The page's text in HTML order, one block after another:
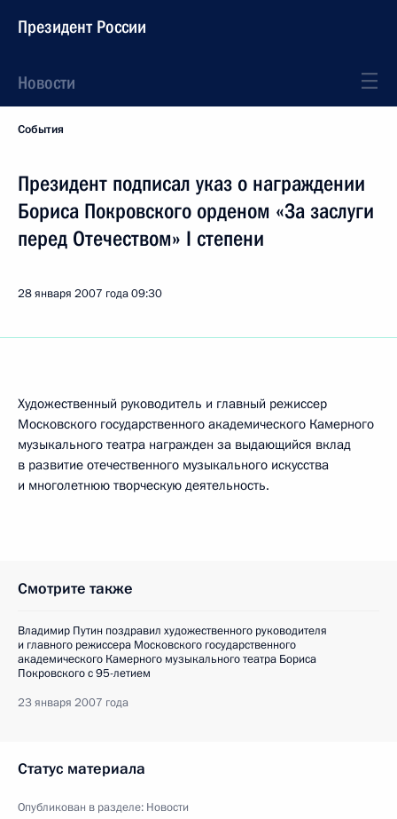
Президент России
Новости
События
Президент подписал указ о награждении
Бориса Покровского орденом «За заслуги
перед Отечеством» I степени
28 января 2007 года09:30
Художественный руководитель и главный режиссер
Московского государственного академического Камерного
музыкального театра награжден за выдающийся вклад
в развитие отечественного музыкального искусства
и многолетнюю творческую деятельность.
Смотрите также
Владимир Путин поздравил художественного руководителя
и главного режиссера Московского государственного
академического Камерного музыкального театра Бориса
Покровского с 95-летием
23 января 2007 года
Статус материала
Опубликован в разделе: Новости